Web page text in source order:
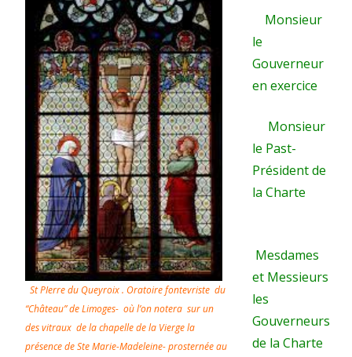
2021
la
de
Robert.
St PIerre du Queyroix . Oratoire fontevriste du
“Château” de Limoges- où l’on notera sur un
des vitraux de la chapelle de la Vierge la
présence de Ste Marie-Madeleine- prosternée au
Monsieur
le
Gouverneur
en exercice
Monsieur
le Past-
Président de
la Charte
Mesdames
et Messieurs
les
Gouverneurs
de la Charte